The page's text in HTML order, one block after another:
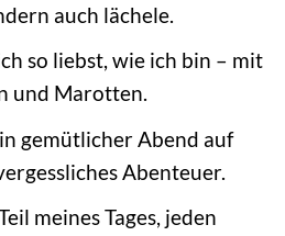
auch lächele.
so liebst, wie ich bin – mit
und Marotten.
gemütlicher Abend auf
Abenteuer.
meines Tages, jeden